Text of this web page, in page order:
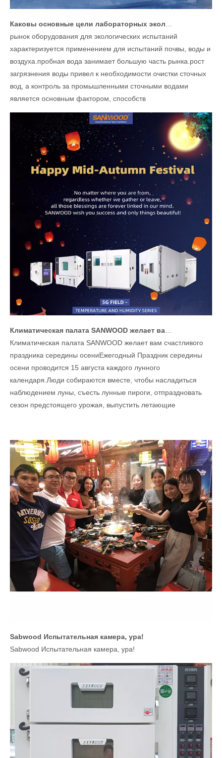
рынок оборудования для экологических испытаний
характеризуется применением для испытаний почвы, воды и
воздуха.пробная вода занимает большую часть рынка.рост
загрязнения воды привел к необходимости очистки сточных
вод, а контроль за промышленными сточными водами
является основным фактором, способств
Климатическая палата SANWOOD желает вам счастливого
праздника середины осениЕжегодный Праздник середины
осени проводится 15 августа каждого лунного
календаря.Люди собираются вместе, чтобы насладиться
наблюдением луны, съесть лунные пироги, отпраздновать
сезон предстоящего урожая, выпустить летающие
Sabwood Испытательная камера, ура!
Sabwood Испытательная камера, ура!